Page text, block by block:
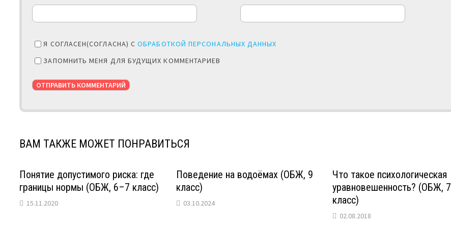
Я СОГЛАСЕН(СОГЛАСНА) СОБРАБОТКОЙ ПЕРСОНАЛЬНЫХ ДАННЫХ
ЗАПОМНИТЬ МЕНЯ ДЛЯ БУДУЩИХ КОММЕНТАРИЕВ
ВАМ ТАКЖЕ МОЖЕТ ПОНРАВИТЬСЯ
Понятие допустимого риска: где
границы нормы (ОБЖ, 6–7 класс)
15.11.2020
Поведение на водоёмах (ОБЖ, 9
класс)
03.10.2024
Что такое психологическая
уравновешенность? (ОБЖ, 7
класс)
02.08.2018